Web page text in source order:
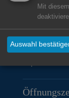
Rathaus
Marktplatz
73430
07361 52-0
Mit
Auswahl